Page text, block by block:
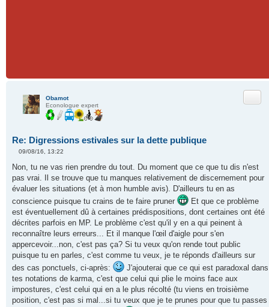
Obamot
Econologue expert
Re: Digressions estivales sur la dette publique
e
s
s
a
g
e
o
n
u
09/08/16, 13:22
Non, tu ne vas rien prendre du tout. Du moment que ce que tu dis n'est
pas vrai. Il se trouve que tu manques relativement de discernement pour
évaluer les situations (et à mon humble avis). D'ailleurs tu en as
conscience puisque tu crains de te faire pruner
Et que ce problème
est éventuellement dû à certaines prédispositions, dont certaines ont été
décrites parfois en MP. Le problème c'est qu'il y en a qui peinent à
reconnaître leurs erreurs... Et il manque l'œil d'aigle pour s'en
appercevoir...non, c'est pas ça? Si tu veux qu'on rende tout public
puisque tu en parles, c'est comme tu veux, je te réponds d'ailleurs sur
des cas ponctuels, ci-après:
J'ajouterai que ce qui est paradoxal dans
tes notations de karma, c'est que celui qui plie le moins face aux
impostures, c'est celui qui en a le plus récolté (tu viens en troisième
position, c'est pas si mal...si tu veux que je te prunes pour que tu passes